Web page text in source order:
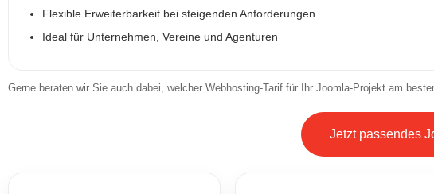
Flexible Erweiterbarkeit bei steigenden Anforderungen
Ideal für Unternehmen, Vereine und Agenturen
Gerne beraten wir Sie auch dabei, welcher Webhosting-Tarif für Ihr Joomla-Projekt am
Jetzt passendes